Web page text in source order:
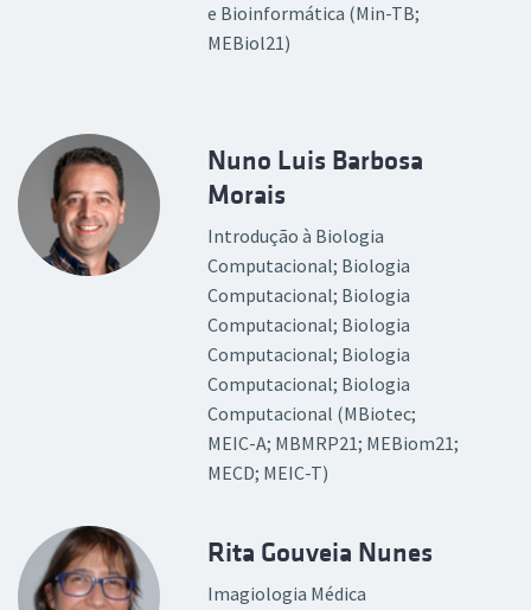
e Bioinformática (Min-TB;
MEBiol21)
Nuno Luis Barbosa
Morais
Introdução à Biologia
Computacional; Biologia
Computacional; Biologia
Computacional; Biologia
Computacional; Biologia
Computacional; Biologia
Computacional (MBiotec;
MEIC-A; MBMRP21; MEBiom21;
MECD; MEIC-T)
Rita Gouveia Nunes
Imagiologia Médica